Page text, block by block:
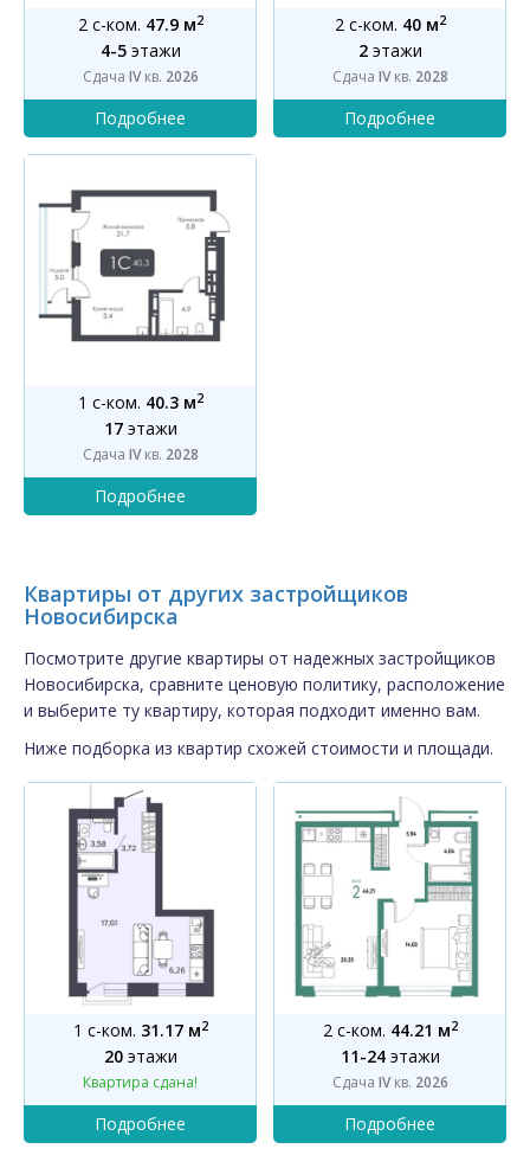
2 с-ком. 47.9 м2
4-5этажи
Сдача IVкв. 2026
2 с-ком. 40 м2
2этажи
Сдача IVкв. 2028
1 с-ком. 40.3 м2
17этажи
Сдача IVкв. 2028
Квартиры от других застройщиков
Новосибирска
Посмотрите другие квартиры от надежных застройщиков
Новосибирска, сравните ценовую политику, расположение
и выберите ту квартиру, которая подходит именно вам.
Ниже подборка из квартир схожей стоимости и площади.
1 с-ком. 31.17 м2
20этажи
Квартира сдана!
2 с-ком. 44.21 м2
11-24этажи
Сдача IVкв. 2026